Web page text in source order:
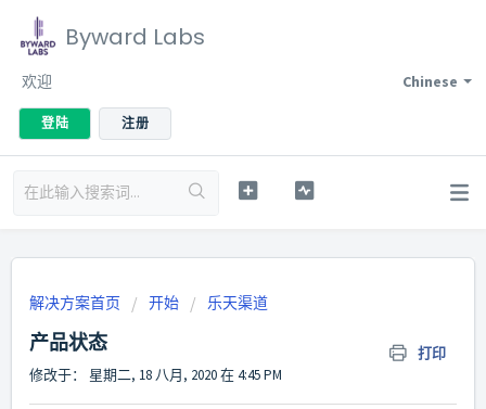
Byward Labs
Chinese
欢迎
登陆 注册
解决方案首页 开始 乐天渠道
产品状态 打印
修改于： 星期二, 18 八月, 2020 在 4:45 PM